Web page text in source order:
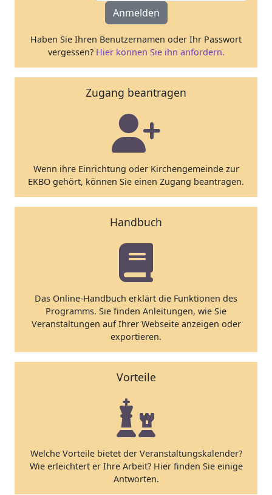
Anmelden
Haben Sie Ihren Benutzernamen oder Ihr Passwort
vergessen? Hier können Sie ihn anfordern.
Zugang beantragen
Wenn ihre Einrichtung oder Kirchengemeinde zur
EKBO gehört, können Sie einen Zugang beantragen.
Handbuch
Das Online-Handbuch erklärt die Funktionen des
Programms. Sie finden Anleitungen, wie Sie
Veranstaltungen auf Ihrer Webseite anzeigen oder
exportieren.
Vorteile
Welche Vorteile bietet der Veranstaltungskalender?
Wie erleichtert er Ihre Arbeit? Hier finden Sie einige
Antworten.